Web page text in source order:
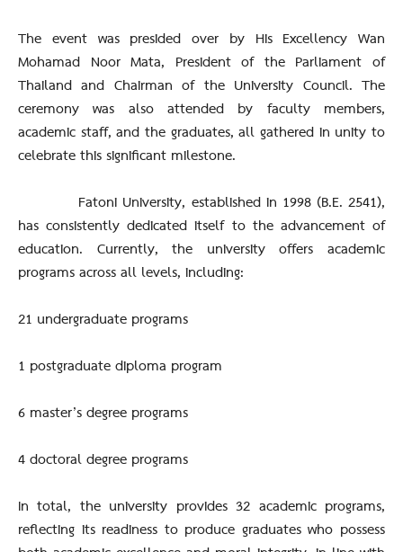
The event was presided over by His Excellency Wan
Mohamad Noor Mata, President of the Parliament of
Thailand and Chairman of the University Council. The
ceremony was also attended by faculty members,
academic staff, and the graduates, all gathered in unity to
celebrate this significant milestone.
Fatoni University, established in 1998 (B.E. 2541),
has consistently dedicated itself to the advancement of
education. Currently, the university offers academic
programs across all levels, including:
21 undergraduate programs
1 postgraduate diploma program
6 master’s degree programs
4 doctoral degree programs
In total, the university provides 32 academic programs,
reflecting its readiness to produce graduates who possess